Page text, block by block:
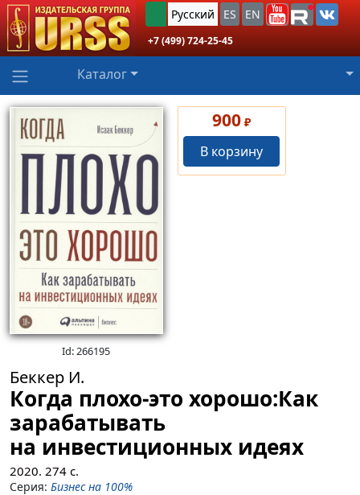
Русский ES EN
+7 (499) 724-25-45
Каталог
Id: 266195
900 ₽
В корзину
Беккер И.
Когда плохо-это хорошо:Как
зарабатывать
на инвестиционных идеях
2020. 274 с.
Серия: Бизнес на 100%